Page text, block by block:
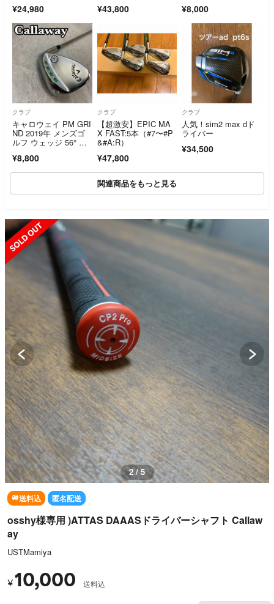
¥24,980 ¥43,800 ¥8,000
クラブ
キャロウェイ PM GRI
ND 2019年 メンズゴ
ルフ ウェッジ 56° ス
W サンド Callaway
¥8,800
クラブ
【超激安】EPIC MA
X FAST:5本（#7〜#P
&#A:R）
¥47,800
クラブ
人気！sim2 max dド
ライバー
¥34,500
関連商品をもっと見る
SOLD OUT
3 / 5
送料込 匿名配送
osshy様専用 )ATTAS DAAASドライバーシャフト Callaw
ay
USTMamiya
¥10,000 送料込